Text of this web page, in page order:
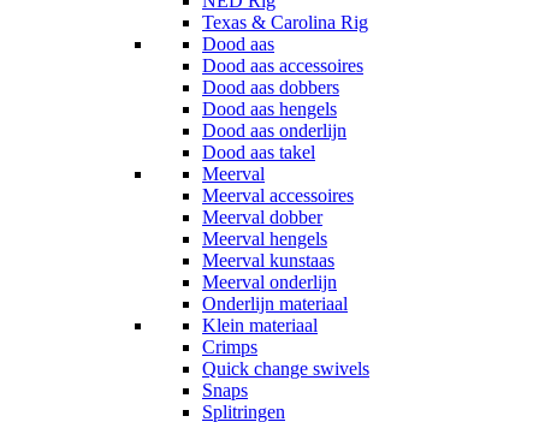
Texas & Carolina Rig
Dood aas
Dood aas accessoires
Dood aas dobbers
Dood aas hengels
Dood aas onderlijn
Dood aas takel
Meerval
Meerval accessoires
Meerval dobber
Meerval hengels
Meerval kunstaas
Meerval onderlijn
Onderlijn materiaal
Klein materiaal
Crimps
Quick change swivels
Snaps
Splitringen